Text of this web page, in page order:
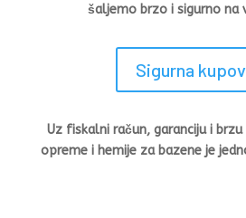
šaljemo brzo i sigurno na
Sigurna
Uz fiskalni račun, garanciju i
opreme i hemije za bazene je